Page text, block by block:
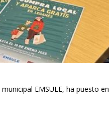
EMSULE, ha puesto